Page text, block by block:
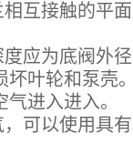
接触的平面
为底阀外径
叶轮和泵壳
进入进入。
以使用具有